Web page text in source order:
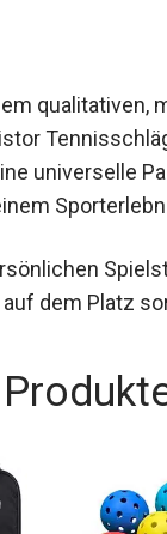
qualitativen,
universelle
dem Platz